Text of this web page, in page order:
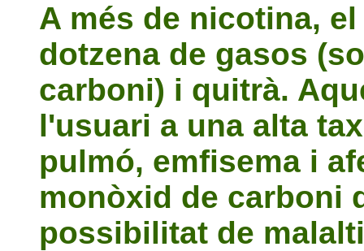
A més de nicotina,
dotzena de gasos
carboni) i quitrà.
l'usuari a una alta
pulmó, emfisema i
monòxid de carboni
possibilitat de